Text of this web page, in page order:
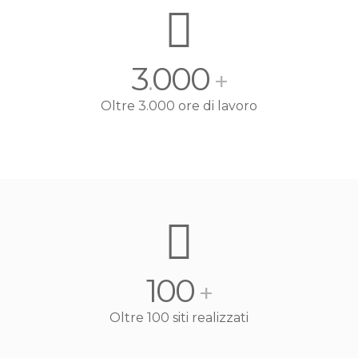
3.000 +
Oltre 3.000 ore di lavoro
100 +
Oltre 100 siti realizzati